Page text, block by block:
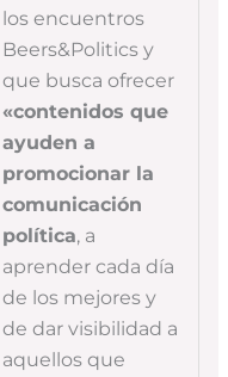
los encuentros
Beers&Politics y
que busca ofrecer
«contenidos que
ayuden a
promocionar la
comunicación
política, a
aprender cada día
de los mejores y
de dar visibilidad a
aquellos que